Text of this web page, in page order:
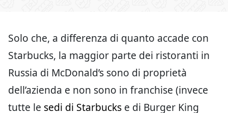
Solo che, a differenza di quanto accade con
Starbucks, la maggior parte dei ristoranti in
Russia di McDonald’s sono di proprietà
dell’azienda e non sono in franchise (invece
tutte le sedi di Starbucks e di Burger King